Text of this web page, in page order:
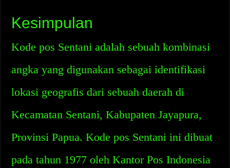
Kesimpulan
Kode pos Sentani adalah sebuah kombinasi
angka yang digunakan sebagai identifikasi
lokasi geografis dari sebuah daerah di
Kecamatan Sentani, Kabupaten Jayapura,
Provinsi Papua. Kode pos Sentani ini dibuat
pada tahun 1977 oleh Kantor Pos Indonesia